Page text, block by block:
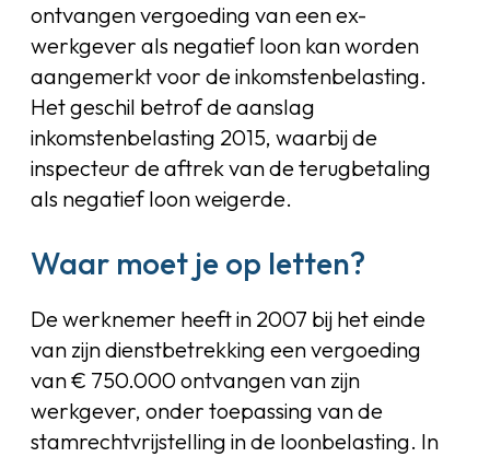
ontvangen vergoeding van een ex-
werkgever als negatief loon kan worden
aangemerkt voor de inkomstenbelasting.
Het geschil betrof de aanslag
inkomstenbelasting 2015, waarbij de
inspecteur de aftrek van de terugbetaling
als negatief loon weigerde.
Waar moet je op letten?
De werknemer heeft in 2007 bij het einde
van zijn dienstbetrekking een vergoeding
van € 750.000 ontvangen van zijn
werkgever, onder toepassing van de
stamrechtvrijstelling in de loonbelasting. In